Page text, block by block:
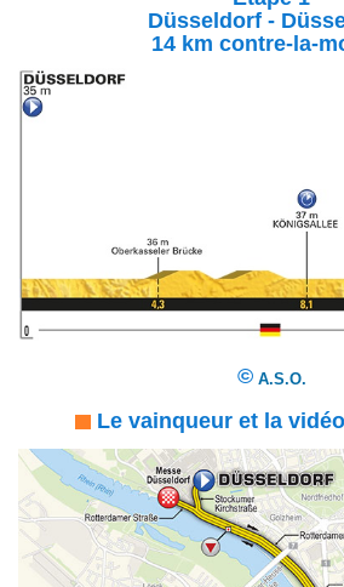
Düsseldorf -
14 km contre-la-
©A.S.O.
Le vainqueur et la